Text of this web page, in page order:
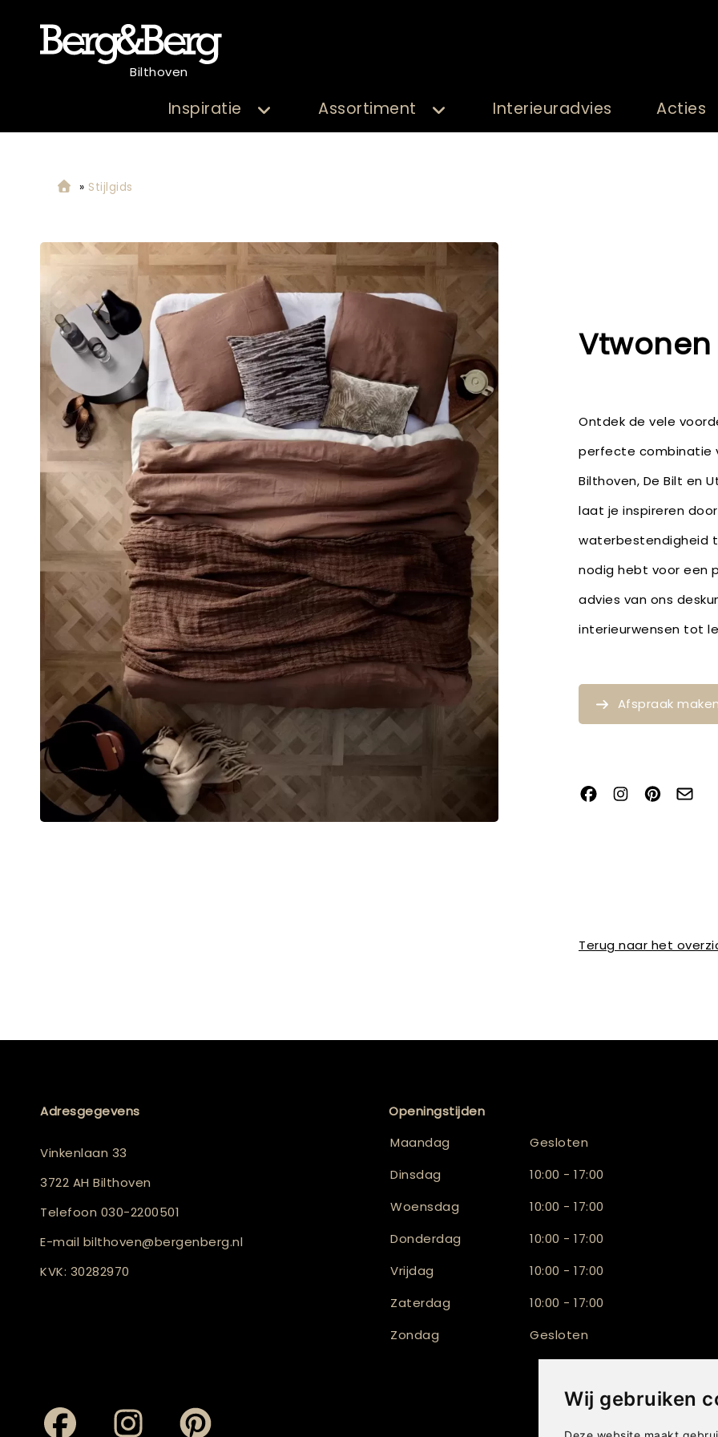
Wij gebruiken
Bilthoven
Inspiratie Assortiment Interieuradvies Acties
» Stijlgids
Ontdek de vele
perfecte combinatie
Bilthoven, De Bilt en
laat je inspireren
waterbestendigheid
nodig hebt voor een
advies van ons
interieurwensen tot
Afspraak
Terug naar het
Adresgegevens
Vinkenlaan 33
3722 AH Bilthoven
Telefoon 030-2200501
E-mail bilthoven@bergenberg.nl
KVK: 30282970
Openingstijden
Maandag
Gesloten
Dinsdag
10:00 - 17:00
Woensdag
10:00 - 17:00
Donderdag
10:00 - 17:00
Vrijdag
10:00 - 17:00
Zaterdag
10:00 - 17:00
Zondag
Gesloten